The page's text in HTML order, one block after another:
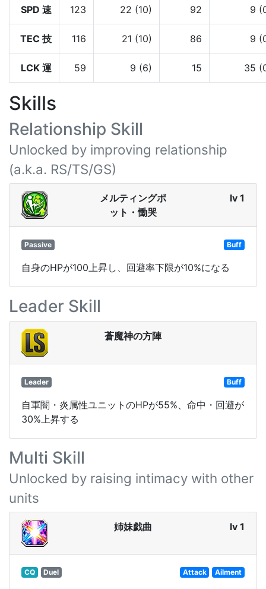
SPD 速 123 22 (10) 92 9
TEC 技 116 21 (10) 86 9
LCK 運 59 9 (6) 15 35
Skills
Relationship Skill
Unlocked by improving relationship
(a.k.a. RS/TS/GS)
メルティングポ
ット・慟哭
lv 1
Passive Buff
自身のHPが100上昇し、回避率下限が10%になる
Leader Skill
蒼魔神の方陣
Leader Buff
自軍闇・炎属性ユニットのHPが55%、命中・回避が
30%上昇する
Multi Skill
Unlocked by raising intimacy with other
units
姉妹戯曲 lv 1
CQ Duel Attack Ailment